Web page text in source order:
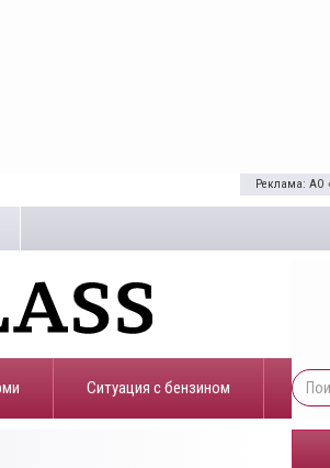
Реклама: АО
​Ситуация с бензином